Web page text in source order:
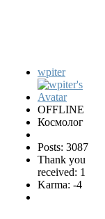
wpiter
OFFLINE
Космолог
Posts: 3087
Thank you
received: 1
Karma: -4